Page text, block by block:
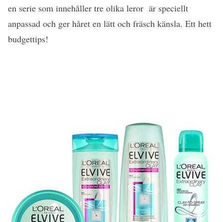
en serie som innehåller tre olika leror är speciellt
anpassad och ger håret en lätt och fräsch känsla. Ett hett
budgettips!